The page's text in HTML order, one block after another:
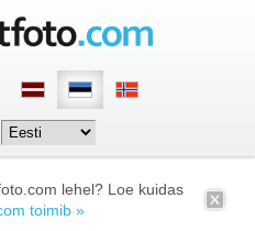
lehel? Loe kuidas
toimib »